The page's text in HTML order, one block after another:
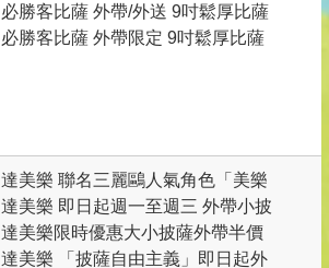
1)＋可樂或副餐4選1=$399(最高價
值$768)
(4選1) ＋個人鬆厚比薩(3選1) ＋2塊
厚燒醬烤腿排 ＋副餐2選1＋2瓶
必勝客比薩 外帶/外送 9吋鬆厚比薩
(3選1) +1個9吋鬆厚比薩(3選1)+副
必勝客比薩 外帶限定 9吋鬆厚比薩
達美樂 聯名三麗鷗人氣角色「美樂
蒂」1/5起買指定套餐送聯名「美樂
蒂閃耀迷你招牌燈」
達美樂 即日起週一至週三 外帶小披
薩只要129元
達美樂限時優惠大小披薩外帶半價
達美樂 「披薩自由主義」即日起外